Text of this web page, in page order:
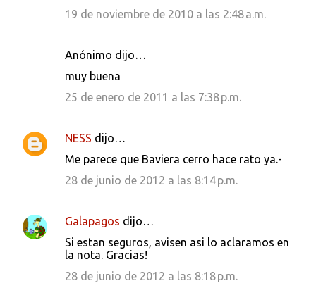
19 de noviembre de 2010 a las 2:48 a.m.
Anónimo dijo…
muy buena
25 de enero de 2011 a las 7:38 p.m.
NESS dijo…
Me parece que Baviera cerro hace rato ya.-
28 de junio de 2012 a las 8:14 p.m.
Galapagos dijo…
Si estan seguros, avisen asi lo aclaramos en
la nota. Gracias!
28 de junio de 2012 a las 8:18 p.m.